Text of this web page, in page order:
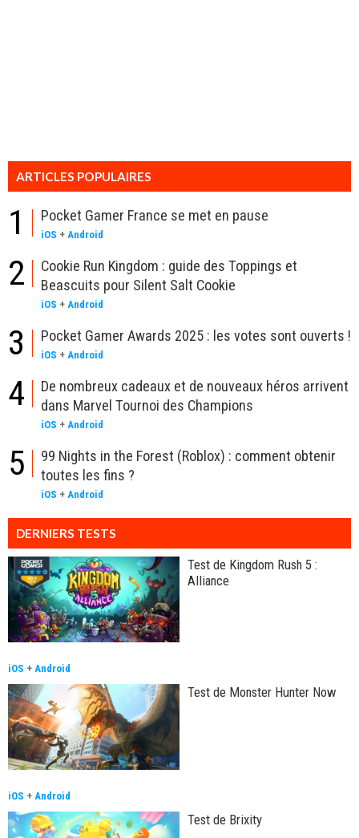
ARTICLES POPULAIRES
1 Pocket Gamer France se met en pause
iOS + Android
2
Cookie Run Kingdom : guide des Toppings et
Beascuits pour Silent Salt Cookie
iOS + Android
3 Pocket Gamer Awards 2025 : les votes sont ouverts !
iOS + Android
4
De nombreux cadeaux et de nouveaux héros arrivent
dans Marvel Tournoi des Champions
iOS + Android
5
99 Nights in the Forest (Roblox) : comment obtenir
toutes les fins ?
iOS + Android
DERNIERS TESTS
Test de Kingdom Rush 5 :
Alliance
iOS + Android
Test de Monster Hunter Now
iOS + Android
Test de Brixity